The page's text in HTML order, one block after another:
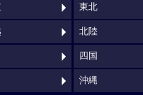
東北
北陸
四国
沖縄